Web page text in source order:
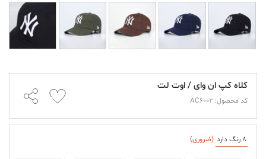
کلاه کپ ان وای / اوت لت
کد محصول: AC6002
8 رنگ دارد (ضروری)